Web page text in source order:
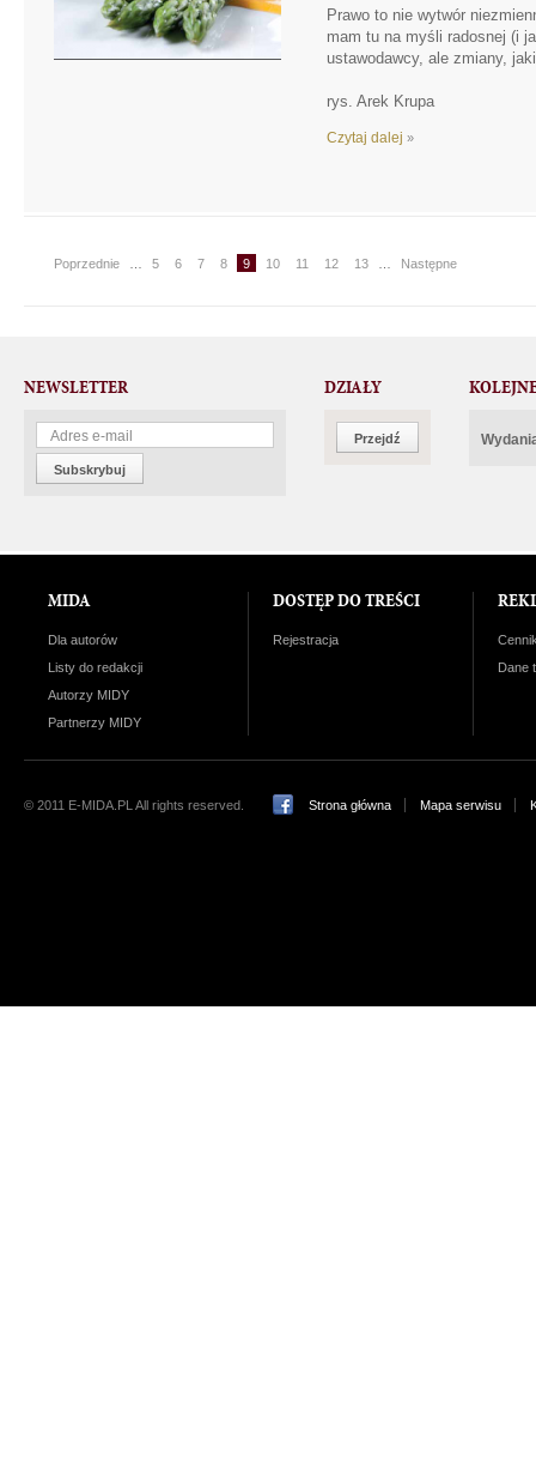
Prawo to nie wytwór
mam tu na myśli radosnej (i
ustawodawcy, ale zmiany,
rys. Arek Krupa
Czytaj dalej »
Poprzednie 5 6 7 8 9 10 11 12 13 Następne
NEWSLETTER
Subskrybuj
DZIAŁY
Przejdź
MIDA
Dla autorów
Listy do redakcji
Autorzy MIDY
Partnerzy MIDY
DOSTĘP DO TREŚCI
Rejestracja
Dane
© 2011 E-MIDA.PL All rights reserved. Strona główna Mapa serwisu